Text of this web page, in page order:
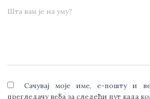
Шта вам је на уму?
Сачувај моје име, е-пошту и
прегледачу веба за следећи пут када